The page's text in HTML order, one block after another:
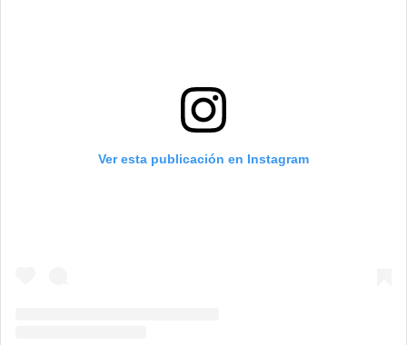
Ver esta publicación en Instagram